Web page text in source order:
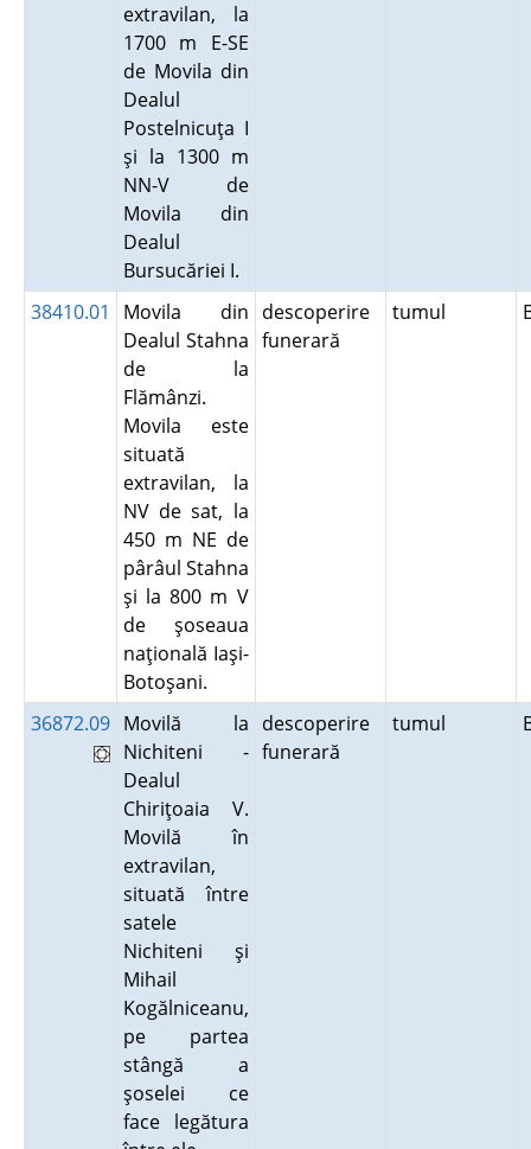
extravilan, la
1700 m E-SE
de Movila din
Dealul
Postelnicuţa I
şi la 1300 m
NN-V de
Movila din
Dealul
Bursucăriei I.
38410.01
Movila din
Dealul Stahna
de la
Flămânzi.
Movila este
situată
extravilan, la
NV de sat, la
450 m NE de
pârâul Stahna
şi la 800 m V
de şoseaua
naţională Iaşi-
Botoşani.
descoperire
funerară
tumul
36872.09 Movilă la
Nichiteni -
Dealul
Chiriţoaia V.
Movilă în
extravilan,
situată între
satele
Nichiteni şi
Mihail
Kogălniceanu,
pe partea
stângă a
şoselei ce
face legătura
descoperire
funerară
tumul